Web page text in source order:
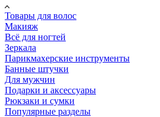
Товары для волос
Макияж
Всё для ногтей
Зеркала
Парикмахерские инструменты
Банные штучки
Для мужчин
Подарки и аксессуары
Рюкзаки и сумки
Популярные разделы